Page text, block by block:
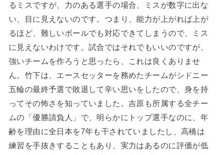
るミスですが、力のある選手の場合、ミスが数字に出な
い、目に見えないのです。つまり、能力が上がれば上が
るほど、難しいボールでも対応できてしまうので、ミス
に見えないわけです。試合ではそれでもいいのですが、
強いチームを作ろうと思ったら、これは良くありませ
ん。竹下は、エースセッターを務めたチームがシドニー
五輪の最終予選で敗退して辛い思いをしたので、身を持
ってその怖さを知っていました。吉原も所属する全チー
ムの「優勝請負人」で、明らかにトップ選手なのに、年
齢を理由に全日本を7年も干されていましたし、高橋は
練習を手抜きすることもあり、実力はあるのに評価が低